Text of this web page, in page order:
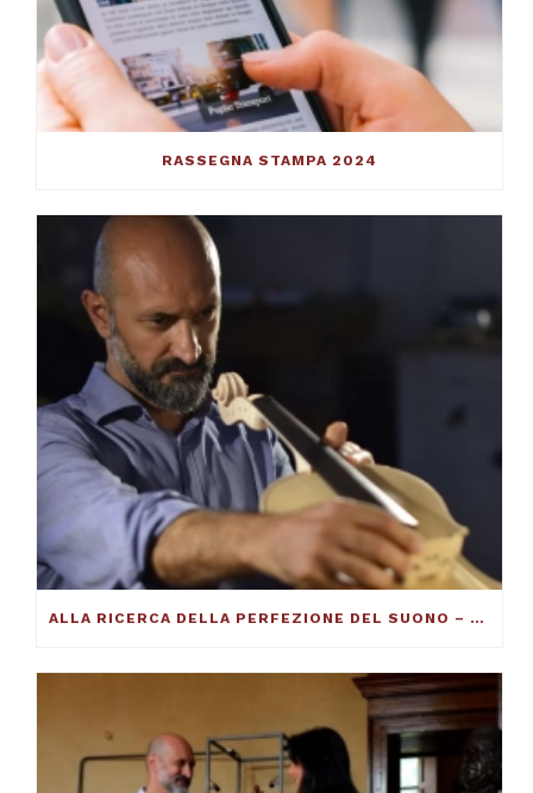
RASSEGNA STAMPA 2024
ALLA RICERCA DELLA PERFEZIONE DEL SUONO – FRANCESCO TOTO VIOLINMAKER – ARTICOLO SU THE DUCKER MAGAZINE